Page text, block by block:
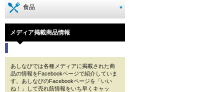
食品
メディア掲載商品情報
あしなびでは各種メディアに掲載された商
品の情報をFacebookページで紹介していま
す。あしなびのFacebookページを「いい
ね！」して売れ筋情報をいち早くキャッ